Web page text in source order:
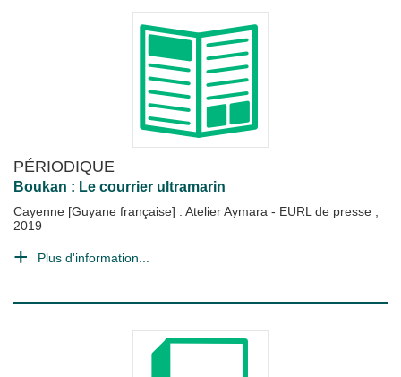
PÉRIODIQUE
Boukan : Le courrier ultramarin
Cayenne [Guyane française] : Atelier Aymara - EURL de presse ;
2019
Plus d'information...